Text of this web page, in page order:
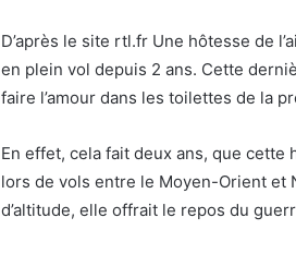
e
D’après le site rtl.fr Une hôtesse de
en plein vol depuis 2 ans. Cette
faire l’amour dans les toilettes de la
En effet, cela fait deux ans, que
lors de vols entre le Moyen-Orient et
d’altitude, elle offrait le repos du